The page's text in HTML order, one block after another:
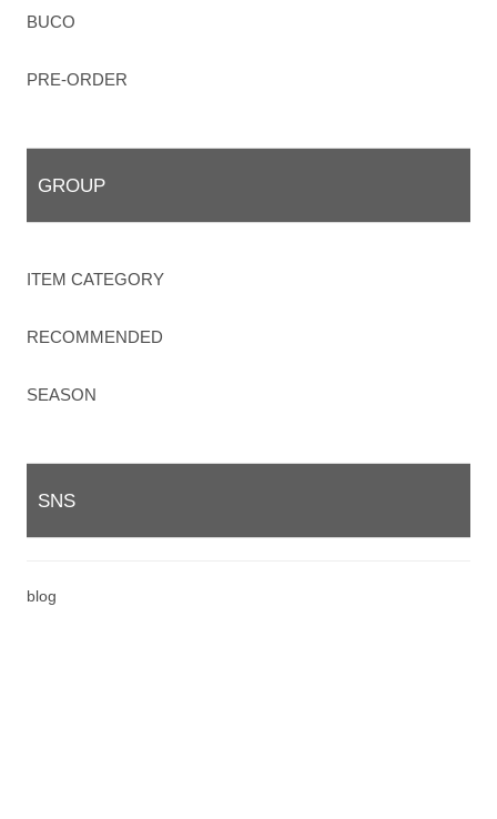
BUCO
PRE-ORDER
GROUP
ITEM CATEGORY
RECOMMENDED
SEASON
SNS
blog